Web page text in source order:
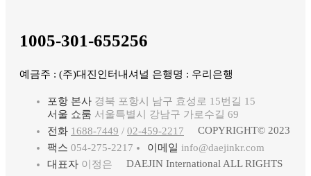
1005-301-655256
예금주 : (주)대진인터내셔널 은행명 : 우리은행
포항 본사 경북 포항시 남구 효성로 15번길 15
서울 쇼룸 서울특별시 강남구 가로수길 69
전화 1688-7449 / 02-459-2217
팩스 054-275-2217 이메일 info@daejinkr.com
대표자 이정은
COPYRIGHT© 2023
DAEJIN International ALL RIGHTS